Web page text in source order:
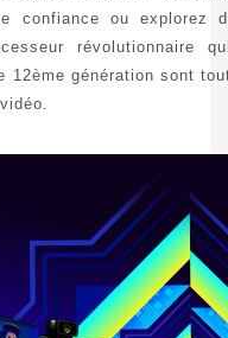
confiance ou explorez
révolutionnaire
génération sont